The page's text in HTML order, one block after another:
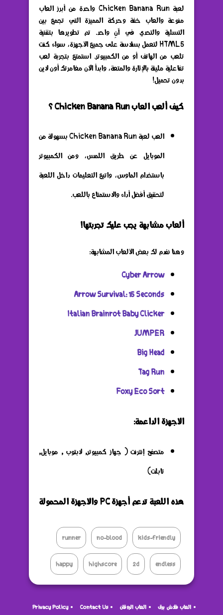
لعبة Chicken Banana Run واحدة من أبرز العاب
منوعة والعاب خفة وحركة المميزة التي تجمع بين
التسلية والتحدي في آنٍ واحد. تم تطويرها بتقنية
HTML5 لتعمل بسلاسة على جميع الأجهزة، سواء كنت
تلعب من الهاتف أو من الكمبيوتر. استمتع بتجربة لعب
تفاعلية مليئة بالإثارة والمتعة، وابدأ الآن مغامرتك أون لاين
بدون تحميل!
كيف ألعب العاب Chicken Banana Run ؟
العب لعبة Chicken Banana Run بسهولة من
الموبايل عن طريق اللمس، ومن الكمبيوتر
باستخدام الماوس، واتبع التعليمات داخل اللعبة
لتحقيق أفضل أداء والاستمتاع باللعب.
ألعاب مشابهة يجب عليك تجربتها!
وهنا نفدم لك بعض الألعاب المشابهة:
Cyber Arrow
Arrow Survival: 15 Seconds
Italian Brainrot Baby Clicker
JUMPER
Big Head
Tag Run
Foxy Eco Sort
الأجهزة الداعمة:
متصفح إنترنت ( جهاز كمبيوتر, لابتوب , موبايل,
تابلت)
هذه اللعبة تدعم أجهزة PC والأجهزة المحمولة
kids-friendly
no-blood
runner
endless
2d
highscore
happy
العاب فلاش برق العاب الروقان Contact Us
Privacy Policy